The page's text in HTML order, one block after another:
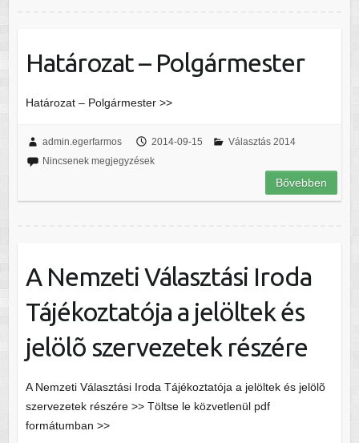
Határozat – Polgármester
Határozat – Polgármester >>
admin.egerfarmos 2014-09-15
Választás 2014
Nincsenek megjegyzések
Bővebben
A Nemzeti Választási Iroda
Tájékoztatója a jelöltek és
jelölõ szervezetek részére
A Nemzeti Választási Iroda Tájékoztatója a jelöltek és jelölõ
szervezetek részére >> Töltse le közvetlenül pdf
formátumban >>